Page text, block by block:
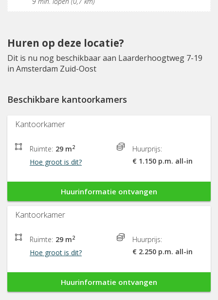
Huren op deze locatie?
Dit is nu nog beschikbaar aan Laarderhoogtweg 7-19
in Amsterdam Zuid-Oost
Beschikbare kantoorkamers
Kantoorkamer
Ruimte: 29 m2
Hoe groot is dit?
Huurprijs:
€ 1.150 p.m. all-in
Huurinformatie ontvangen
Kantoorkamer
Ruimte: 29 m2
Hoe groot is dit?
Huurprijs:
€ 2.250 p.m. all-in
Huurinformatie ontvangen